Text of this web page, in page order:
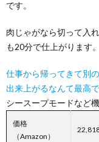
です。
肉じゃがなら切って入
も20分で仕上がります。
仕事から帰ってきて別
出来上がるなんて最高で
シースープモードなど
価格
（Amazon）